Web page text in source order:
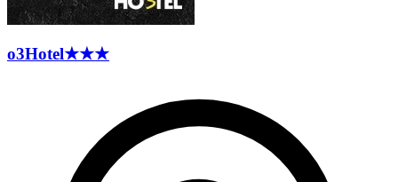
o3Hotel★★★